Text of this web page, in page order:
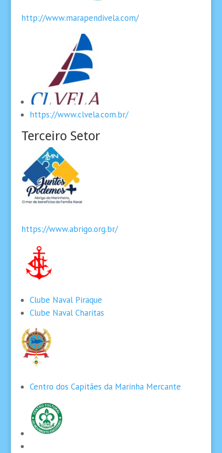
http://www.marapendivela.com/
https://www.clvela.com.br/
Terceiro Setor
https://www.abrigo.org.br/
Clube Naval Piraque
Clube Naval Charitas
Centro dos Capitães da Marinha Mercante